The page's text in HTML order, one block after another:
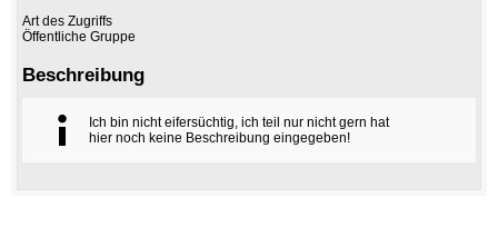
Art des Zugriffs
Öffentliche Gruppe
Beschreibung
Ich bin nicht eifersüchtig, ich teil nur nicht gern hat
hier noch keine Beschreibung eingegeben!